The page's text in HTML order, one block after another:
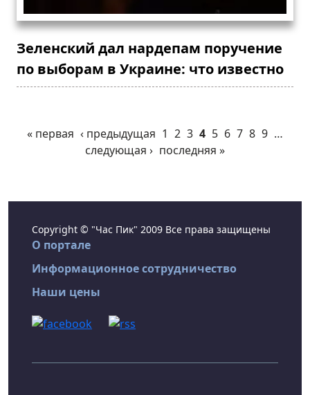
Зеленский дал нардепам поручение
по выборам в Украине: что известно
« первая ‹ предыдущая 1 2 3 4 5 6 7 8 9 …
следующая › последняя »
Copyright © "Час Пик" 2009 Все права защищены
О портале
Информационное сотрудничество
Наши цены